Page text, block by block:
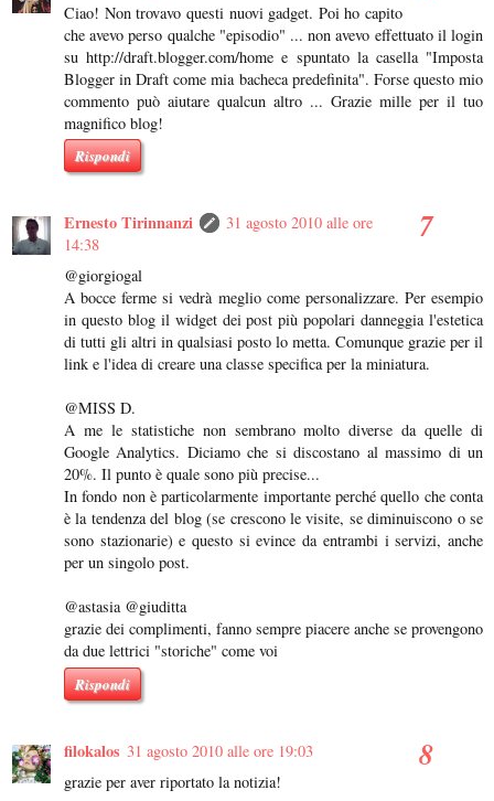
Ciao! Non trovavo questi nuovi gadget. Poi ho capito
che avevo perso qualche "episodio" ... non avevo effettuato il login
su http://draft.blogger.com/home e spuntato la casella "Imposta
Blogger in Draft come mia bacheca predefinita". Forse questo mio
commento può aiutare qualcun altro ... Grazie mille per il tuo
magnifico blog!
Rispondi
Ernesto Tirinnanzi
31 agosto 2010 alle ore
14:38
@giorgiogal
A bocce ferme si vedrà meglio come personalizzare. Per esempio
in questo blog il widget dei post più popolari danneggia l'estetica
di tutti gli altri in qualsiasi posto lo metta. Comunque grazie per il
link e l'idea di creare una classe specifica per la miniatura.
@MISS D.
A me le statistiche non sembrano molto diverse da quelle di
Google Analytics. Diciamo che si discostano al massimo di un
20%. Il punto è quale sono più precise...
In fondo non è particolarmente importante perché quello che conta
è la tendenza del blog (se crescono le visite, se diminuiscono o se
sono stazionarie) e questo si evince da entrambi i servizi, anche
per un singolo post.
@astasia @giuditta
grazie dei complimenti, fanno sempre piacere anche se provengono
da due lettrici "storiche" come voi
Rispondi
filokalos 31 agosto 2010 alle ore 19:03
grazie per aver riportato la notizia!